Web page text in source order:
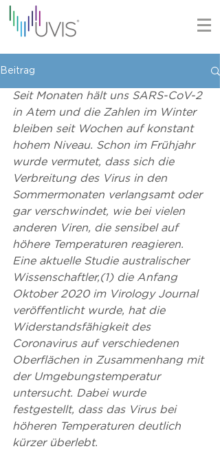
Beitrag
Seit Monaten hält uns SARS-CoV-2
in Atem und die Zahlen im Winter
bleiben seit Wochen auf konstant
hohem Niveau. Schon im Frühjahr
wurde vermutet, dass sich die
Verbreitung des Virus in den
Sommermonaten verlangsamt oder
gar verschwindet, wie bei vielen
anderen Viren, die sensibel auf
höhere Temperaturen reagieren.
Eine aktuelle Studie australischer
Wissenschaftler,(1) die Anfang
Oktober 2020 im Virology Journal
veröffentlicht wurde, hat die
Widerstandsfähigkeit des
Coronavirus auf verschiedenen
Oberflächen in Zusammenhang mit
der Umgebungstemperatur
untersucht. Dabei wurde
festgestellt, dass das Virus bei
höheren Temperaturen deutlich
kürzer überlebt.